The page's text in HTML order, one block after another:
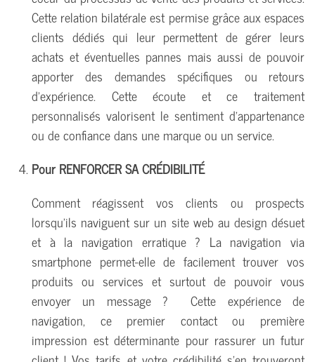
Cette relation bilatérale est permise grâce aux espaces
clients dédiés qui leur permettent de gérer leurs
achats et éventuelles pannes mais aussi de pouvoir
apporter des demandes spécifiques ou retours
d'expérience. Cette écoute et ce traitement
personnalisés valorisent le sentiment d'appartenance
ou de confiance dans une marque ou un service.
Pour RENFORCER SA CRÉDIBILITÉ
Comment réagissent vos clients ou prospects
lorsqu'ils naviguent sur un site web au design désuet
et à la navigation erratique ? La navigation via
smartphone permet-elle de facilement trouver vos
produits ou services et surtout de pouvoir vous
envoyer un message ? Cette expérience de
navigation, ce premier contact ou première
impression est déterminante pour rassurer un futur